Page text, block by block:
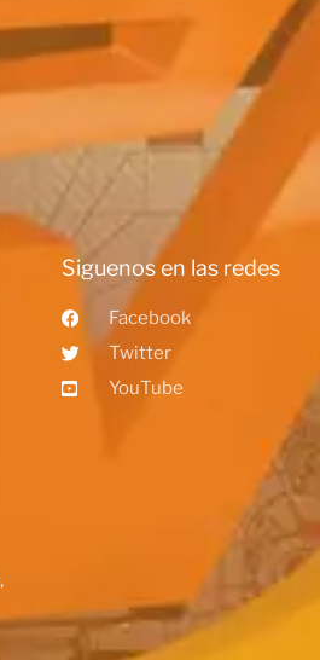
Siguenos en las redes
Facebook
Twitter
YouTube